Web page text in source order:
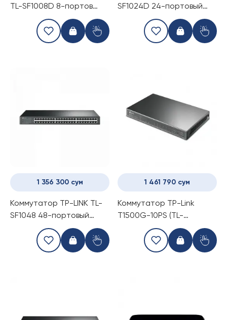
TL-SF1008D 8-портов
SF1024D 24-портовый
1 356 300 сум
Коммутатор TP-LINK TL-
SF1048 48-портовый
1 461 790 сум
Коммутатор TP-Link
T1500G-10PS (TL-
SG2210P) (Switch)